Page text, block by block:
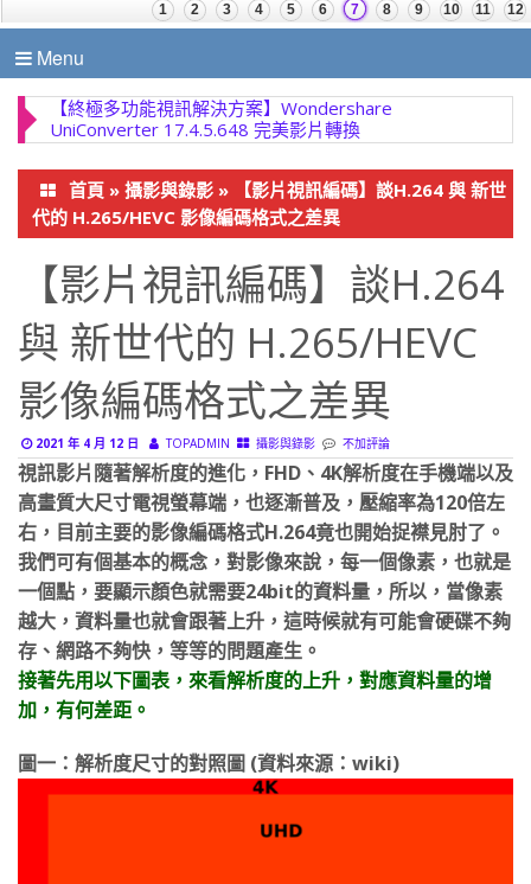
Menu
【終極多功能視訊解決方案】Wondershare
UniConverter 17.4.5.648 完美影片轉換
首頁 » 攝影與錄影 »
【影片視訊編碼】談H.264 與 新世
代的 H.265/HEVC 影像編碼格式之差異
【影片視訊編碼】談H.264
與 新世代的 H.265/HEVC
影像編碼格式之差異
2021 年 4 月 12 日 TOPADMIN 攝影與錄影 不加評論
視訊影片隨著解析度的進化，FHD、4K解析度在手機端以及
高畫質大尺寸電視螢幕端，也逐漸普及，壓縮率為120倍左
右，目前主要的影像編碼格式H.264竟也開始捉襟見肘了。
我們可有個基本的概念，對影像來說，每一個像素，也就是
一個點，要顯示顏色就需要24bit的資料量，所以，當像素
越大，資料量也就會跟著上升，這時候就有可能會硬碟不夠
存、網路不夠快，等等的問題產生。
接著先用以下圖表，來看解析度的上升，對應資料量的增
加，有何差距。
圖一：解析度尺寸的對照圖 (資料來源：wiki)